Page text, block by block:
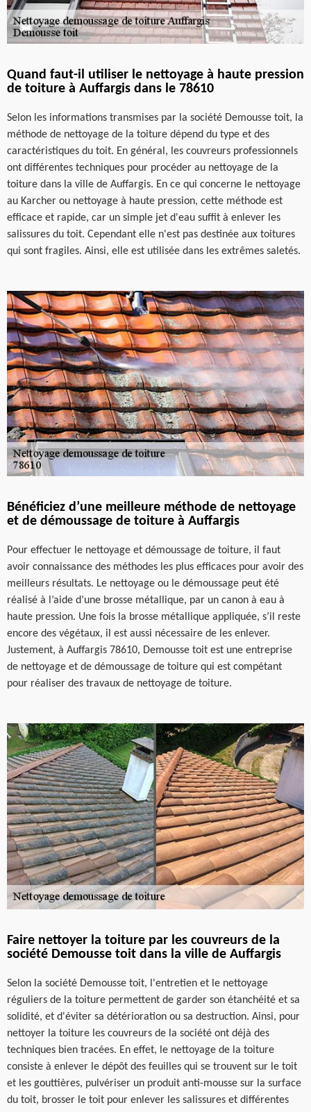
Quand faut-il utiliser le nettoyage à haute pression
de toiture à Auffargis dans le 78610
Selon les informations transmises par la société Demousse toit, la
méthode de nettoyage de la toiture dépend du type et des
caractéristiques du toit. En général, les couvreurs professionnels
ont différentes techniques pour procéder au nettoyage de la
toiture dans la ville de Auffargis. En ce qui concerne le nettoyage
au Karcher ou nettoyage à haute pression, cette méthode est
efficace et rapide, car un simple jet d'eau suffit à enlever les
salissures du toit. Cependant elle n'est pas destinée aux toitures
qui sont fragiles. Ainsi, elle est utilisée dans les extrêmes saletés.
Bénéficiez d’une meilleure méthode de nettoyage
et de démoussage de toiture à Auffargis
Pour effectuer le nettoyage et démoussage de toiture, il faut
avoir connaissance des méthodes les plus efficaces pour avoir des
meilleurs résultats. Le nettoyage ou le démoussage peut été
réalisé à l’aide d’une brosse métallique, par un canon à eau à
haute pression. Une fois la brosse métallique appliquée, s’il reste
encore des végétaux, il est aussi nécessaire de les enlever.
Justement, à Auffargis 78610, Demousse toit est une entreprise
de nettoyage et de démoussage de toiture qui est compétant
pour réaliser des travaux de nettoyage de toiture.
Faire nettoyer la toiture par les couvreurs de la
société Demousse toit dans la ville de Auffargis
Selon la société Demousse toit, l'entretien et le nettoyage
réguliers de la toiture permettent de garder son étanchéité et sa
solidité, et d'éviter sa détérioration ou sa destruction. Ainsi, pour
nettoyer la toiture les couvreurs de la société ont déjà des
techniques bien tracées. En effet, le nettoyage de la toiture
consiste à enlever le dépôt des feuilles qui se trouvent sur le toit
et les gouttières, pulvériser un produit anti-mousse sur la surface
du toit, brosser le toit pour enlever les salissures et différentes